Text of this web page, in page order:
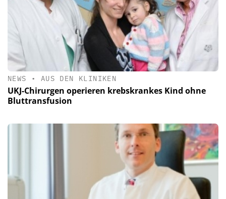
NEWS • AUS DEN KLINIKEN
UKJ-Chirurgen operieren krebskrankes Kind ohne
Bluttransfusion